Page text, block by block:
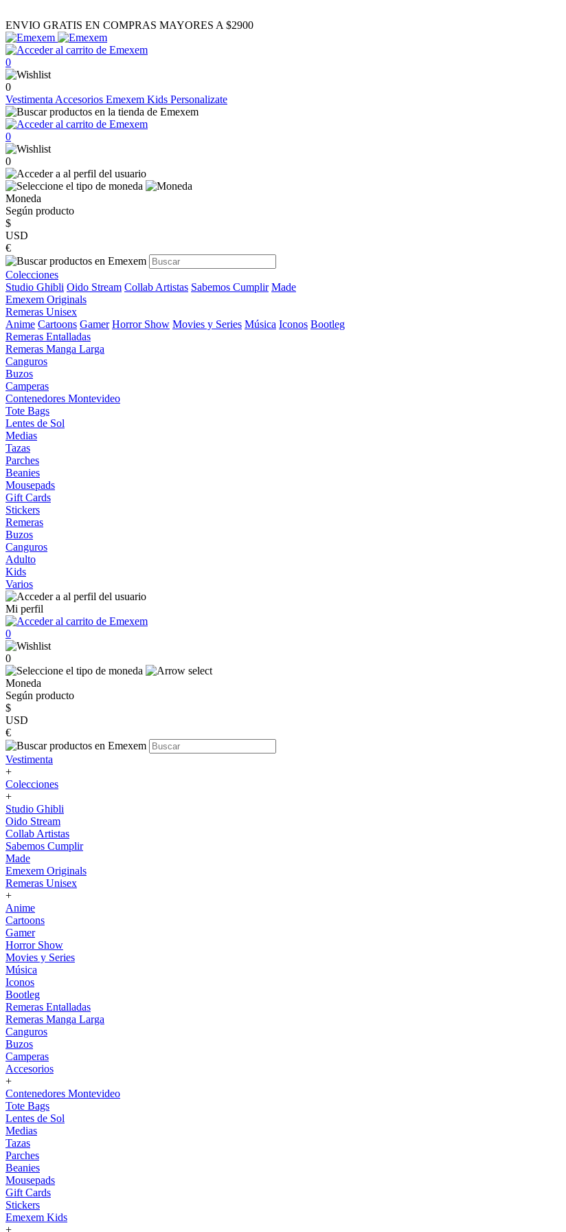
ENVIO GRATIS EN COMPRAS MAYORES A $2900
0
0
Vestimenta Accesorios Emexem Kids Personalizate
0
0
Moneda
Según producto
$
USD
€
Colecciones
Studio Ghibli Oido Stream Collab Artistas Sabemos Cumplir Made
Emexem Originals
Remeras Unisex
Anime Cartoons Gamer Horror Show Movies y Series Música Iconos Bootleg
Remeras Entalladas
Remeras Manga Larga
Canguros
Buzos
Camperas
Contenedores Montevideo
Tote Bags
Lentes de Sol
Medias
Tazas
Parches
Beanies
Mousepads
Gift Cards
Stickers
Remeras
Buzos
Canguros
Adulto
Kids
Varios
Mi perfil
0
0
Moneda
Según producto
$
USD
€
Vestimenta
+
Colecciones
+
Studio Ghibli
Oido Stream
Collab Artistas
Sabemos Cumplir
Made
Emexem Originals
Remeras Unisex
+
Anime
Cartoons
Gamer
Horror Show
Movies y Series
Música
Iconos
Bootleg
Remeras Entalladas
Remeras Manga Larga
Canguros
Buzos
Camperas
Accesorios
+
Contenedores Montevideo
Tote Bags
Lentes de Sol
Medias
Tazas
Parches
Beanies
Mousepads
Gift Cards
Stickers
Emexem Kids
+